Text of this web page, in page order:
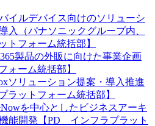
イルデバイス向けのソリューシ
入（パナソニックグループ内、
フォーム統括部】
製品の外販に向けた事業企画
ォーム統括部】
ソリューション提案・導入推進
ットフォーム統括部】
を中心としたビジネスアーキ
能開発【PD インフラプラット